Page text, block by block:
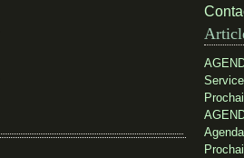
Avril
Juin
Mars